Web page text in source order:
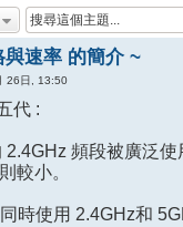
與速率 的簡介 ~
26日, 13:50
代 :
2.4GHz 頻段被廣泛
較小。
時使用 2.4GHz和